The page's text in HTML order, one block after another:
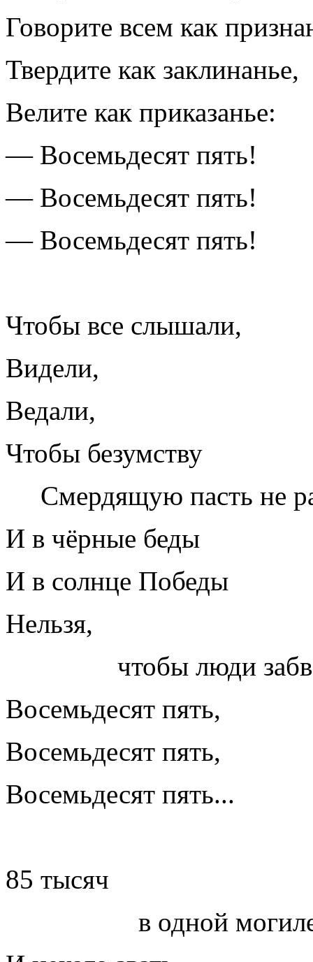
Говорите всем как
Твердите как заклинанье,
Велите как приказанье:
— Восемьдесят пять!
— Восемьдесят пять!
— Восемьдесят пять!
Чтобы все слышали,
Видели,
Ведали,
Чтобы безумству
Смердящую пасть не
И в чёрные беды
И в солнце Победы
Нельзя,
чтобы люди
Восемьдесят пять,
Восемьдесят пять,
Восемьдесят пять...
85 тысяч
в одной